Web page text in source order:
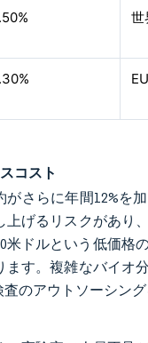
世
コスト
さらに年間12%を
げるリスクがあり
ドルという低価格
す。複雑なバイオ
のアウトソーシン